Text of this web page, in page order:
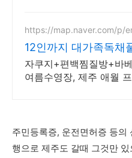
포함, 핀란드식 사우나
https://map.naver.com/p/
12인까지 대가족독채
전독채 프라이빗 가족
자쿠지+편백찜질방+바
여름수영장, 제주 애월
주민등록증, 운전면허증 등의
행으로 제주도 갈때 그것만